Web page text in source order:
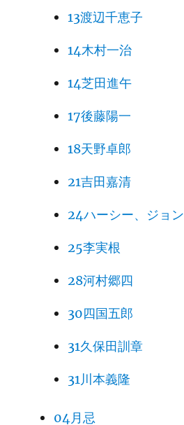
13渡辺千恵子
14木村一治
14芝田進午
17後藤陽一
18天野卓郎
21吉田嘉清
24ハーシー、ジョン
25李実根
28河村郷四
30四国五郎
31久保田訓章
31川本義隆
04月忌